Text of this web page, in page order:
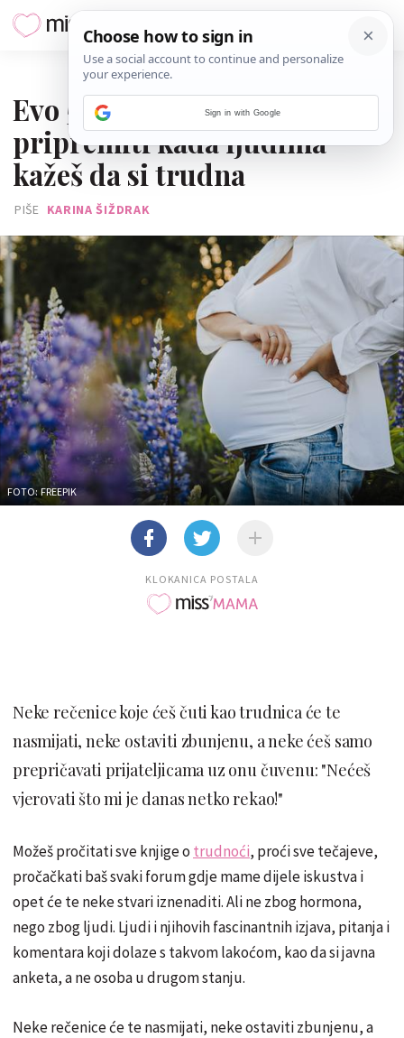
Evo 5 stvari na koje se trebaš
pripremiti kada ljudima
kažeš da si trudna
PIŠE KARINA ŠIŽDRAK
FOTO: FREEPIK
KLOKANICA POSTALA
Neke rečenice koje ćeš čuti kao trudnica će te
nasmijati, neke ostaviti zbunjenu, a neke ćeš samo
prepričavati prijateljicama uz onu čuvenu: "Nećeš
vjerovati što mi je danas netko rekao!"
Možeš pročitati sve knjige o trudnoći, proći sve tečajeve,
pročačkati baš svaki forum gdje mame dijele iskustva i
opet će te neke stvari iznenaditi. Ali ne zbog hormona,
nego zbog ljudi. Ljudi i njihovih fascinantnih izjava, pitanja i
komentara koji dolaze s takvom lakoćom, kao da si javna
anketa, a ne osoba u drugom stanju.
Neke rečenice će te nasmijati, neke ostaviti zbunjenu, a
Sign in with Google